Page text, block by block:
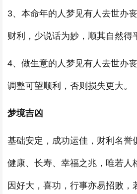
3、本命年的人梦见有人去世办
财利，少说话为妙，顺其自然得
4、做生意的人梦见有人去世办
调整可望顺利，否则损失更大。
梦境吉凶
基础安定，成功运佳，财利名誉
健康、长寿、幸福之兆，唯若人
因好大，喜功，行事亦易招败，